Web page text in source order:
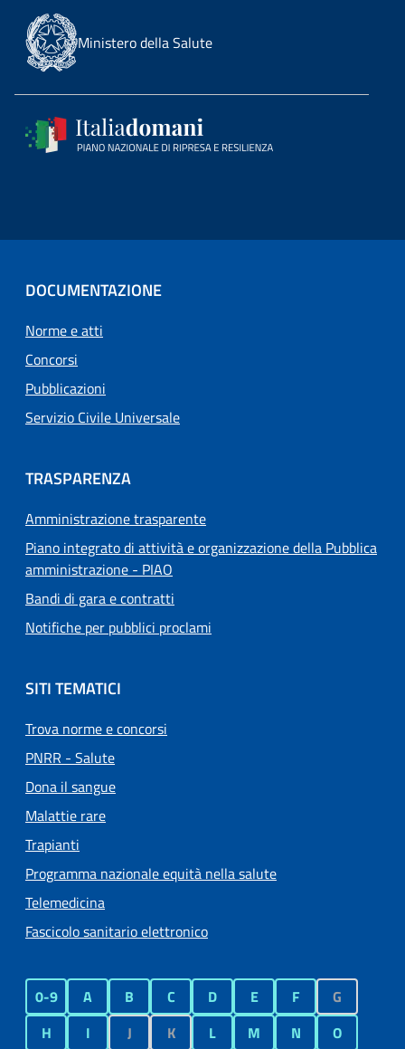
Ministero della Salute
DOCUMENTAZIONE
Norme e atti
Concorsi
Pubblicazioni
Servizio Civile Universale
TRASPARENZA
Amministrazione trasparente
Piano integrato di attività e organizzazione della Pubblica
amministrazione - PIAO
Bandi di gara e contratti
Notifiche per pubblici proclami
SITI TEMATICI
Trova norme e concorsi
PNRR - Salute
Dona il sangue
Malattie rare
Trapianti
Programma nazionale equità nella salute
Telemedicina
Fascicolo sanitario elettronico
0-9 A B C D E F
G
H
I J K L M N
O